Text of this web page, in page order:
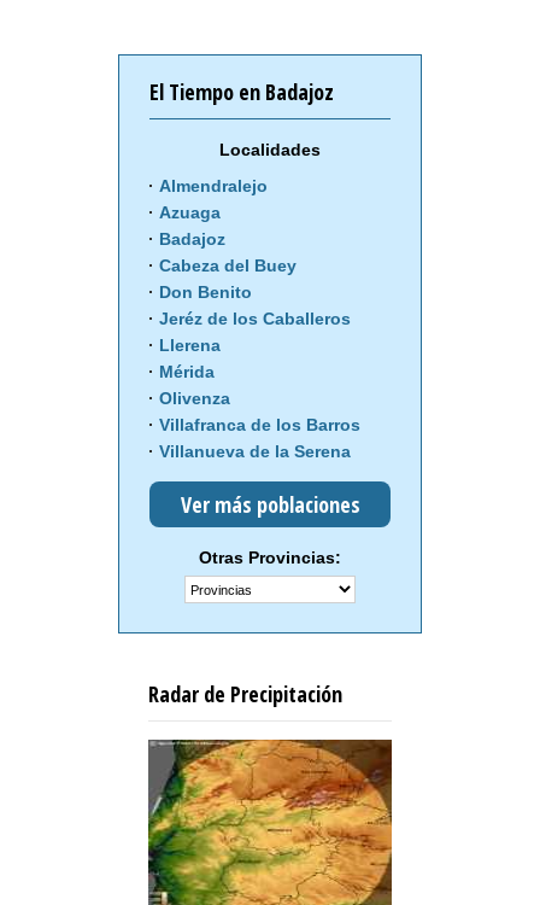
El Tiempo en Badajoz
Localidades
Almendralejo
Azuaga
Badajoz
Cabeza del Buey
Don Benito
Jeréz de los Caballeros
Llerena
Mérida
Olivenza
Villafranca de los Barros
Villanueva de la Serena
Ver más poblaciones
Otras Provincias:
Radar de Precipitación